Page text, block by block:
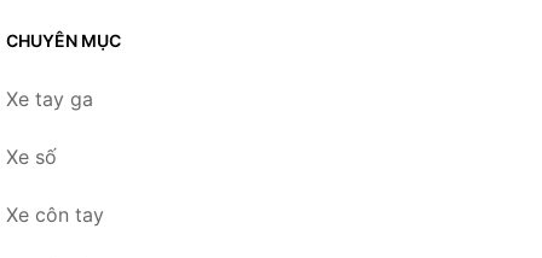
CHUYÊN MỤC
Xe tay ga
Xe số
Xe côn tay